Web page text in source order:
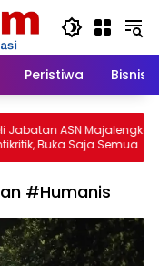
Peristiwa Bisnis
Semua
Pembina
#Humanis